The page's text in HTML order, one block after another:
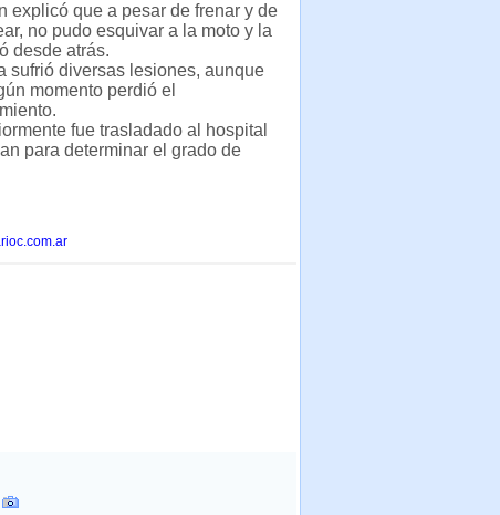
explicó que a pesar de frenar y de
no pudo esquivar a la moto y la
desde atrás.
sufrió diversas lesiones, aunque
momento perdió el
fue trasladado al hospital
para determinar el grado de